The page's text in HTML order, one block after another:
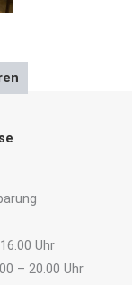
Uhr
– 20.00 Uhr